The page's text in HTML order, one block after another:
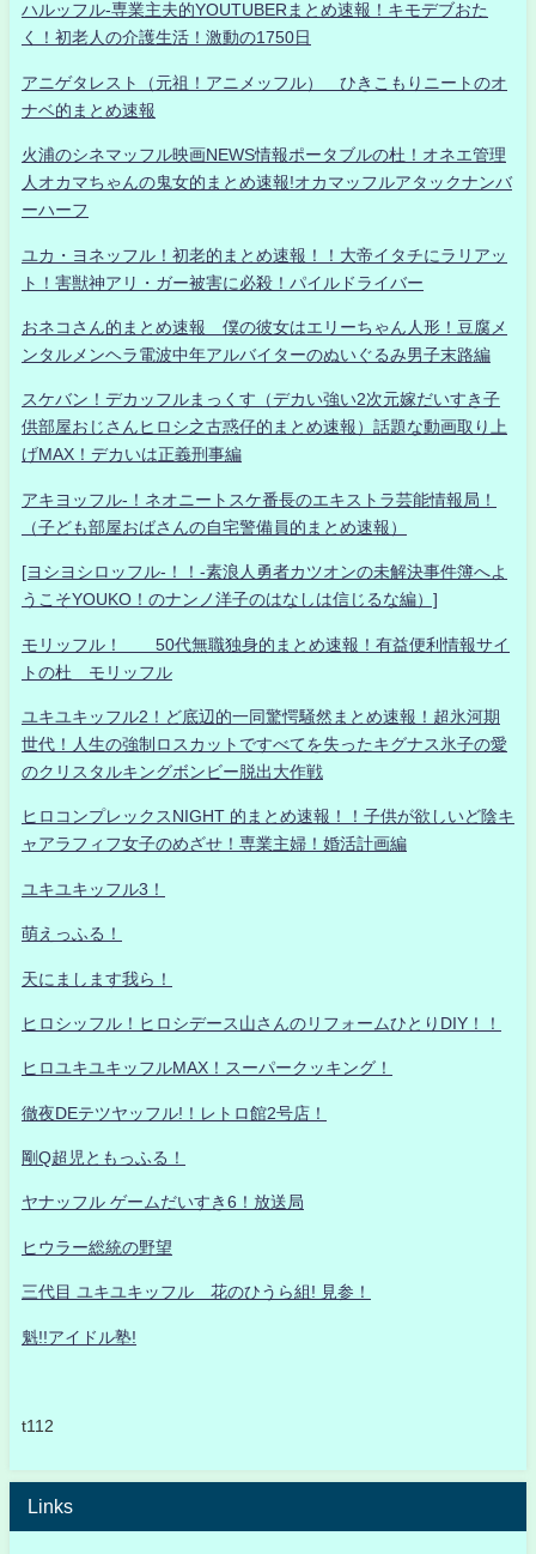
ハルッフル-専業主夫的YOUTUBERまとめ速報！キモデブおた
く！初老人の介護生活！激動の1750日
アニゲタレスト（元祖！アニメッフル） ひきこもりニートのオ
ナベ的まとめ速報
火浦のシネマッフル映画NEWS情報ポータブルの杜！オネエ管理
人オカマちゃんの鬼女的まとめ速報!オカマッフルアタックナンバ
ーハーフ
ユカ・ヨネッフル！初老的まとめ速報！！大帝イタチにラリアッ
ト！害獣神アリ・ガー被害に必殺！パイルドライバー
おネコさん的まとめ速報 僕の彼女はエリーちゃん人形！豆腐メ
ンタルメンヘラ電波中年アルバイターのぬいぐるみ男子末路編
スケバン！デカッフルまっくす（デカい強い2次元嫁だいすき子
供部屋おじさんヒロシ之古惑仔的まとめ速報）話題な動画取り上
げMAX！デカいは正義刑事編
アキヨッフル-！ネオニートスケ番長のエキストラ芸能情報局！
（子ども部屋おばさんの自宅警備員的まとめ速報）
[ヨシヨシロッフル-！！-素浪人勇者カツオンの未解決事件簿へよ
うこそYOUKO！のナンノ洋子のはなしは信じるな編）]
モリッフル！ 50代無職独身的まとめ速報！有益便利情報サイ
トの杜 モリッフル
ユキユキッフル2！ど底辺的一同驚愕騒然まとめ速報！超氷河期
世代！人生の強制ロスカットですべてを失ったキグナス氷子の愛
のクリスタルキングボンビー脱出大作戦
ヒロコンプレックスNIGHT 的まとめ速報！！子供が欲しいど陰キ
ャアラフィフ女子のめざせ！専業主婦！婚活計画編
ユキユキッフル3！
萌えっふる！
天にまします我ら！
ヒロシッフル！ヒロシデース山さんのリフォームひとりDIY！！
ヒロユキユキッフルMAX！スーパークッキング！
徹夜DEテツヤッフル!！レトロ館2号店！
剛Q超児ともっふる！
ヤナッフル ゲームだいすき6！放送局
ヒウラー総統の野望
三代目 ユキユキッフル 花のひうら組! 見参！
魁!!アイドル塾!
t112
Links